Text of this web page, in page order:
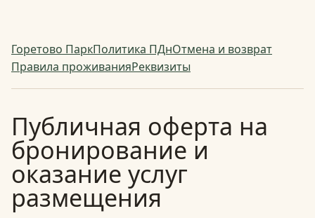
Горетово ПаркПолитика ПДнОтмена и возврат
Правила проживанияРеквизиты
Публичная оферта на
бронирование и
оказание услуг
размещения